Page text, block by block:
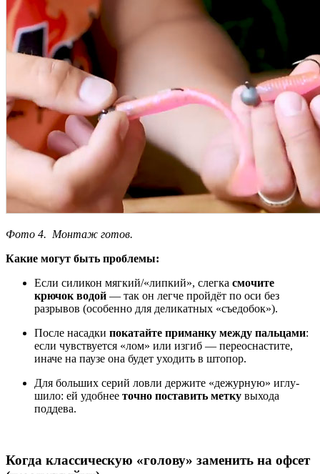
Фото 4. Монтаж готов.
Какие могут быть проблемы:
Если силикон мягкий/«липкий», слегка смочите
крючок водой — так он легче пройдёт по оси без
разрывов (особенно для деликатных «съедобок»).
После насадки покатайте приманку между пальцами:
если чувствуется «лом» или изгиб — переоснастите,
иначе на паузе она будет уходить в штопор.
Для больших серий ловли держите «дежурную» иглу-
шило: ей удобнее точно поставить метку выхода
поддева.
Когда классическую «голову» заменить на офсет